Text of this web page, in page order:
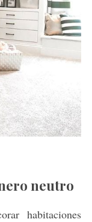
neutro
habitaciones